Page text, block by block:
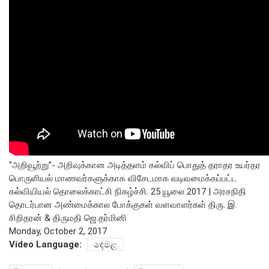
එක්ස්ටර් වාර්තාව
"அறிவூற்று”- அறிவுக்கான அடித்தளம் கல்விப் பொதுத் தராதர உயர்தர
பொருளியல் மாணவர்களுக்காக விசேடமாக வடிவமைக்கப்பட்ட
கல்வியியல் தொலைக்காட்சி நிகழ்ச்சி. 25 யூலை 2017 | அரசநிதி
தொடர்பான அண்மைக்கால போக்குகள் வளவாளர்கள் திரு. இ.
சிறிதரன் & திருமதி ஜெ.தர்மினி
Monday, October 2, 2017
Video Language:
දෙමළ